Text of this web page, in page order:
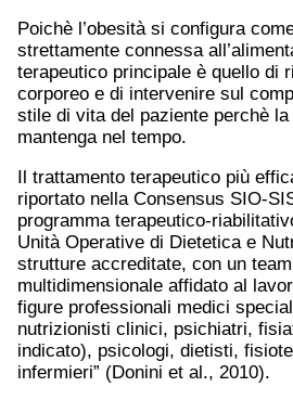
Poichè l’obesità si configura
strettamente connessa
terapeutico principale è quello di
corporeo e di intervenire sul
stile di vita del paziente perchè
mantenga nel tempo.
Il trattamento terapeutico più
riportato nella Consensus SIO-
programma terapeutico-
Unità Operative di Dietetica e
strutture accreditate, con un
multidimensionale affidato al
figure professionali medici
nutrizionisti clinici, psichiatri,
indicato), psicologi, dietisti,
infermieri” (Donini et al., 2010).